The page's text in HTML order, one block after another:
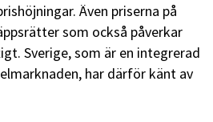
Även priserna på
som också påverkar
Sverige, som är en integrerad
har därför känt av